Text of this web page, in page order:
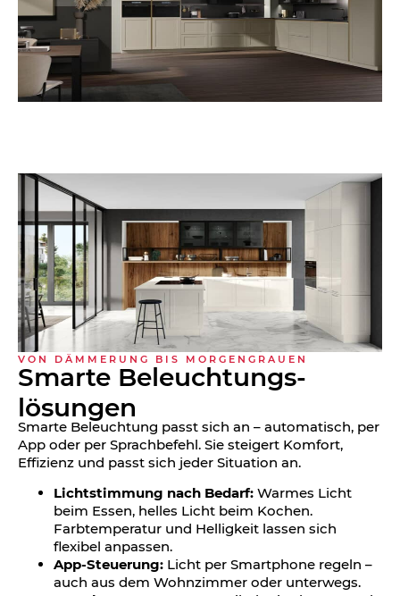
VON DÄMMERUNG BIS MORGENGRAUEN
Smarte Beleuchtungs­
lösungen
Smarte Beleuchtung passt sich an – automatisch, per
App oder per Sprachbefehl. Sie steigert Komfort,
Effizienz und passt sich jeder Situation an.
Lichtstimmung nach Bedarf: Warmes Licht
beim Essen, helles Licht beim Kochen.
Farbtemperatur und Helligkeit lassen sich
flexibel anpassen.
App-Steuerung: Licht per Smartphone regeln –
auch aus dem Wohnzimmer oder unterwegs.